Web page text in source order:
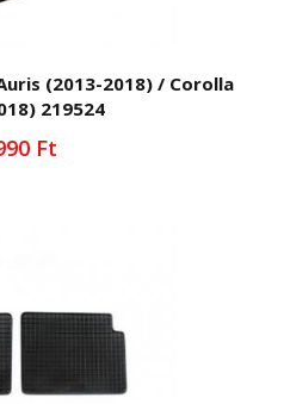
(2013-2018) / Corolla
219524
Ft